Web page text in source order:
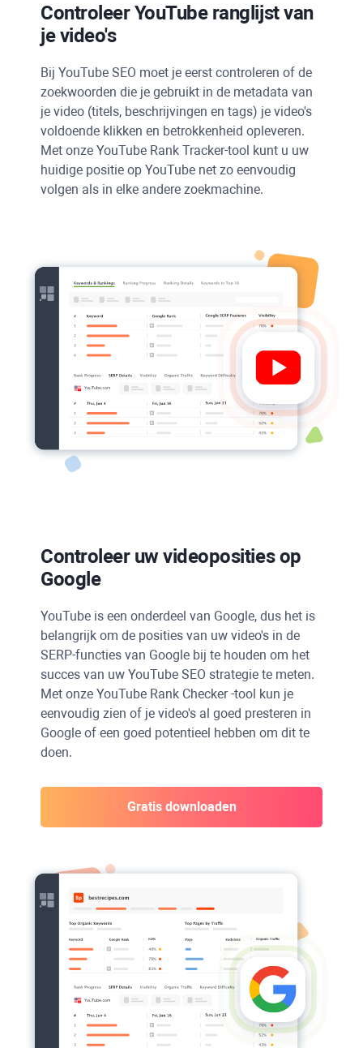
ControleerYouTuberanglijst van
je video's
Bij YouTube SEO moet je eerst controleren of de
zoekwoorden die je gebruikt in de metadata van
je video (titels, beschrijvingen en tags) je video's
voldoende klikken en betrokkenheid opleveren.
Met onze YouTube Rank Tracker-tool kunt u uw
huidige positie op YouTube net zo eenvoudig
volgen als in elke andere zoekmachine.
Controleer uw videoposities op
Google
YouTube is een onderdeel van Google, dus het is
belangrijk om de posities van uw video's in de
SERP-functies van Google bij te houden om het
succes van uw YouTube SEO strategie te meten.
Met onze YouTube Rank Checker-tool kun je
eenvoudig zien of je video's al goed presteren in
Google of een goed potentieel hebben om dit te
doen.
Gratis downloaden